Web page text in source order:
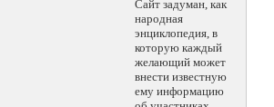
Сайт задуман, как
народная
энциклопедия, в
которую каждый
желающий может
внести известную
ему информацию